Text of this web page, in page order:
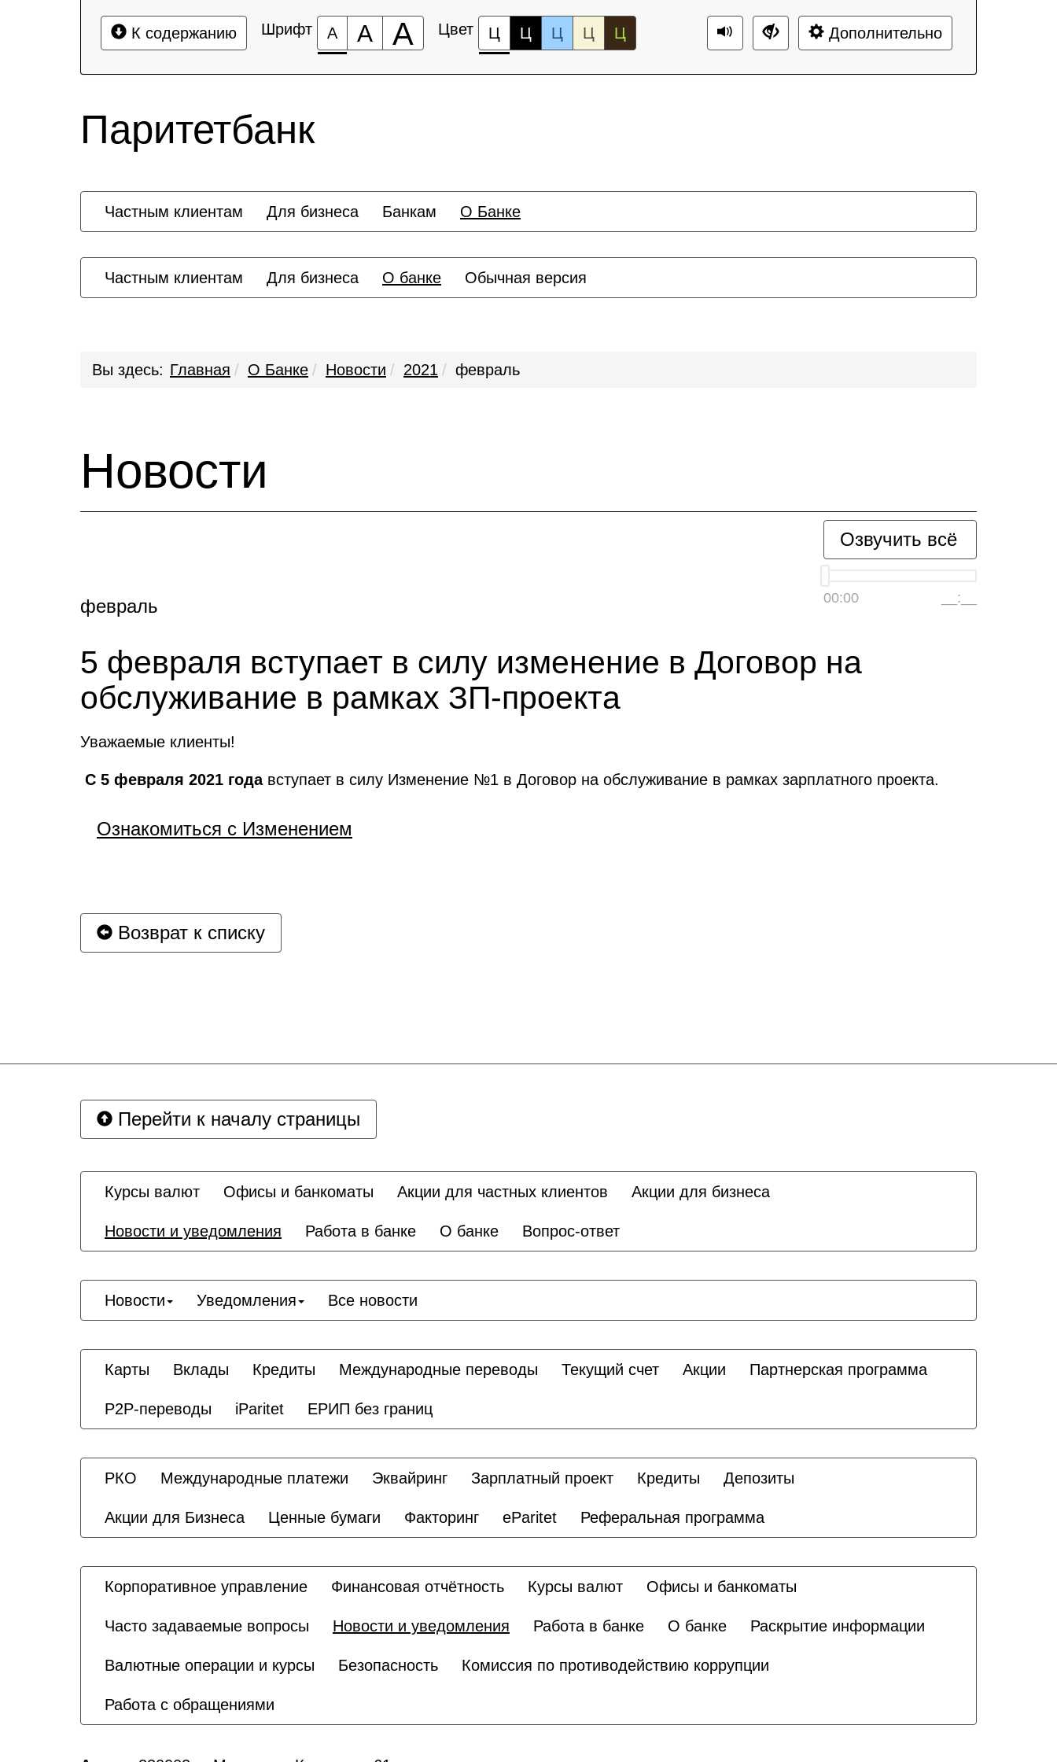
К содержанию Шрифт А А А Цвет Ц Ц Ц Ц Ц Дополнительно
Паритетбанк
Частным клиентам Для бизнеса Банкам О Банке
Частным клиентам Для бизнеса О банке Обычная версия
Вы здесь: Главная О Банке Новости 2021 февраль
Новости
Озвучить всё
00:00 __:__
февраль
5 февраля вступает в силу изменение в Договор на
обслуживание в рамках ЗП-проекта
Уважаемые клиенты!
С 5 февраля 2021 годавступает в силу Изменение №1 в Договор на обслуживание в рамках зарплатного проекта.
Ознакомиться с Изменением
Возврат к списку
Перейти к началу страницы
Курсы валют Офисы и банкоматы Акции для частных клиентов Акции для бизнеса
Новости и уведомления Работа в банке О банке Вопрос-ответ
Новости Уведомления Все новости
Карты Вклады Кредиты Международные переводы Текущий счет Акции Партнерская программа
P2P-переводы iParitet ЕРИП без границ
РКО Международные платежи Эквайринг Зарплатный проект Кредиты Депозиты
Акции для Бизнеса Ценные бумаги Факторинг eParitet Реферальная программа
Корпоративное управление Финансовая отчётность Курсы валют Офисы и банкоматы
Часто задаваемые вопросы Новости и уведомления Работа в банке О банке Раскрытие информации
Валютные операции и курсы Безопасность Комиссия по противодействию коррупции
Работа с обращениями